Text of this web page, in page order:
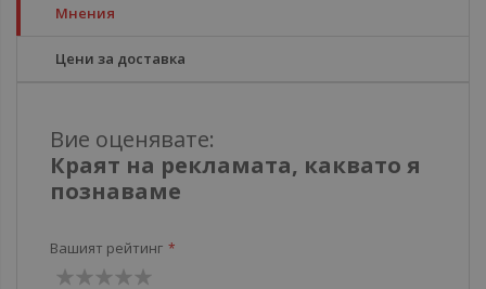
Мнения
Цени за доставка
Вие оценявате:
Краят на рекламата, каквато я
познаваме
Вашият рейтинг